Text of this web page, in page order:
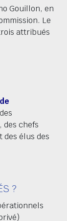
Gouillon, en
Le
attribués
chefs
des élus des
?